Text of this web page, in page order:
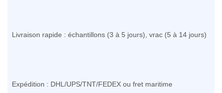
Livraison rapide : échantillons (3 à 5 jours), vrac (5 à 14 jours)
Expédition : DHL/UPS/TNT/FEDEX ou fret maritime